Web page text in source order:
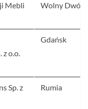
Mebli
Wolny Dwór
z o.o.
Gdańsk
Sp. z
Rumia